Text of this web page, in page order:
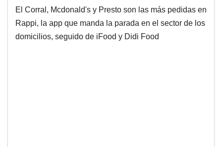
El Corral, Mcdonald's y Presto son las más pedidas en
Rappi, la app que manda la parada en el sector de los
domicilios, seguido de iFood y Didi Food